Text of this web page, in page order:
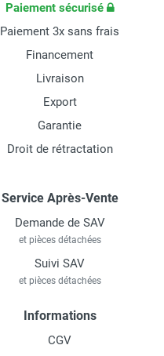
Paiement sécurisé
Paiement 3x sans frais
Financement
Livraison
Export
Garantie
Droit de rétractation
Service Après-Vente
Demande de SAV
et pièces détachées
Suivi SAV
et pièces détachées
Informations
CGV